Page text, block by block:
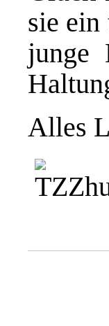
sie ein
junge
Alles